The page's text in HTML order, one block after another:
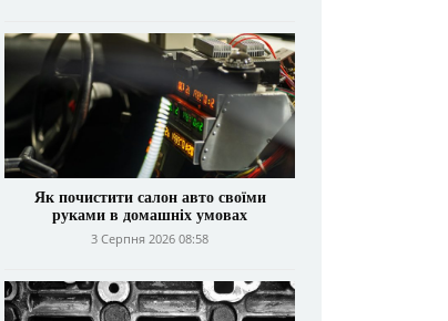
Як почистити салон авто своїми
руками в домашніх умовах
3 Серпня 2026 08:58